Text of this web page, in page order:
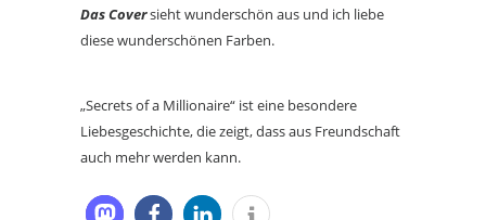
Das Coversieht wunderschön aus und ich liebe
diese wunderschönen Farben.
„Secrets of a Millionaire“ ist eine besondere
Liebesgeschichte, die zeigt, dass aus Freundschaft
auch mehr werden kann.